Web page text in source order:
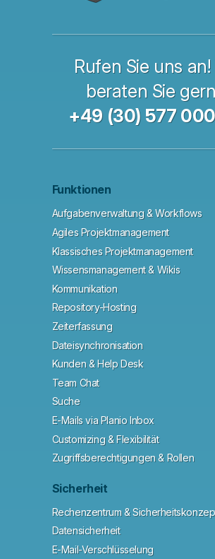
Rufen Sie uns
beraten Sie
+49 (30) 577
Funktionen
Aufgabenverwaltung & Workflows
Agiles Projektmanagement
Klassisches Projektmanagement
Wissensmanagement & Wikis
Kommunikation
Repository-Hosting
Zeiterfassung
Dateisynchronisation
Kunden & Help Desk
Team Chat
Suche
E-Mails via Planio Inbox
Customizing & Flexibilität
Zugriffsberechtigungen & Rollen
Sicherheit
Rechenzentrum &
Datensicherheit
E-Mail-Verschlüsselung